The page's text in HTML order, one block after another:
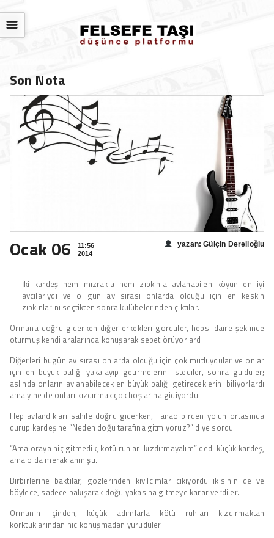
☰
Son Nota
Ocak 06
11:56
2014
yazan: Gülçin Derelioğlu
İki kardeş hem mızrakla hem zıpkınla avlanabilen köyün en iyi
avcılarıydı ve o gün av sırası onlarda olduğu için en keskin
zıpkınlarını seçtikten sonra kulübelerinden çıktılar.
Ormana doğru giderken diğer erkekleri gördüler, hepsi daire şeklinde
oturmuş kendi aralarında konuşarak sepet örüyorlardı.
Diğerleri bugün av sırası onlarda olduğu için çok mutluydular ve onlar
için en büyük balığı yakalayıp getirmelerini istediler, sonra güldüler;
aslında onların avlanabilecek en büyük balığı getireceklerini biliyorlardı
ama yine de onları kızdırmak çok hoşlarına gidiyordu.
Hep avlandıkları sahile doğru giderken, Tanao birden yolun ortasında
durup kardeşine “Neden doğu tarafına gitmiyoruz?” diye sordu.
“Ama oraya hiç gitmedik, kötü ruhları kızdırmayalım” dedi küçük kardeş,
ama o da meraklanmıştı.
Birbirlerine baktılar, gözlerinden kıvılcımlar çıkıyordu ikisinin de ve
böylece, sadece bakışarak doğu yakasına gitmeye karar verdiler.
Ormanın içinden, küçük adımlarla kötü ruhları kızdırmaktan
korktuklarından hiç konuşmadan yürüdüler.